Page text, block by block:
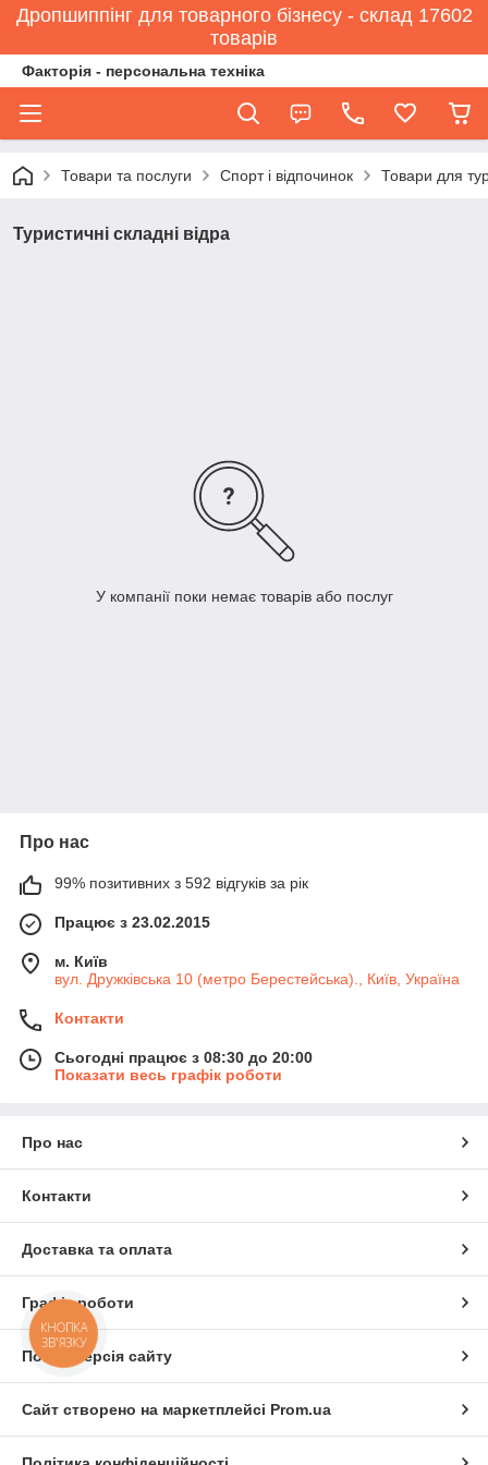
Дропшиппінг для товарного бізнесу - склад 17602
товарів
Факторія - персональна техніка
Товари та послуги Спорт і відпочинок Товари для
Туристичні складні відра
У компанії поки немає товарів або послуг
Про нас
99% позитивних з 592 відгуків за рік
Працює з 23.02.2015
м. Київ
вул. Дружківська 10 (метро Берестейська)., Київ, Україна
Контакти
Сьогодні працює з 08:30 до 20:00
Показати весь графік роботи
Про нас
Контакти
Доставка та оплата
Графік роботи
Повна версія сайту
Сайт створено на маркетплейсі Prom.ua
КНОПКА
ЗВ'ЯЗКУ